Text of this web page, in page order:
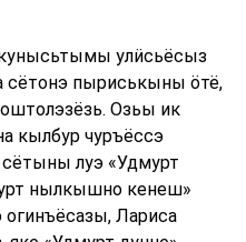
улӥсьёсыз
сётонэ пыриськыны öтё,
Озьы ик
кылбур чуръёссэ
луэ «Удмурт
нылкышно кенеш»
Лариса